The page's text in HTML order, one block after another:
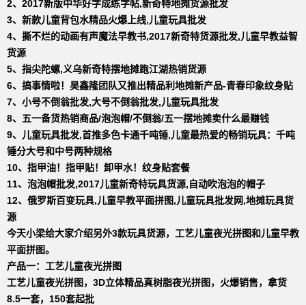
2、 2017新版中华好字成练字帖,新奇特地摊货源批发
3、 新款儿童背包水精品火爆上线,儿童玩具批发
4、 撕不烂的动画有声魔法早教书,2017新奇特货源批发,儿童早教益智
货源
5、 指尖陀螺,义乌新奇特摆地摊跑江湖热销货源
6、 搞事情啦！昊鑫隆团队又推出精品利地摊新产品-青春印象纹身贴
7、 小号不倒翁批发,大号不倒翁批发,儿童玩具批发
8、 五一备货热销商品/泡泡帽/不倒翁/五一摆地摊卖什么最赚钱
9、
儿童玩具批发,首推多色卡通千吨锤,儿童最热爱的畅销玩具：千吨
锤分大号和中号两种规格
10、 指甲油！指甲贴！卸甲水！纹身贴套餐
11、 泡泡帽批发,2017儿童新奇特玩具货源,自动吹泡泡的帽子
12、俄罗斯百变玩具,儿童早教平面拼图,儿童玩具批发网,地摊玩具货
源
今天小梁给大家介绍另外3款玩具货源，工艺儿童夜光拼图和儿童早教
平面拼图。
产品一：工艺儿童夜光拼图
工艺儿童夜光拼图，3D立体精品真树脂夜光拼图，火爆销售，拿货
8.5一套，150套起批